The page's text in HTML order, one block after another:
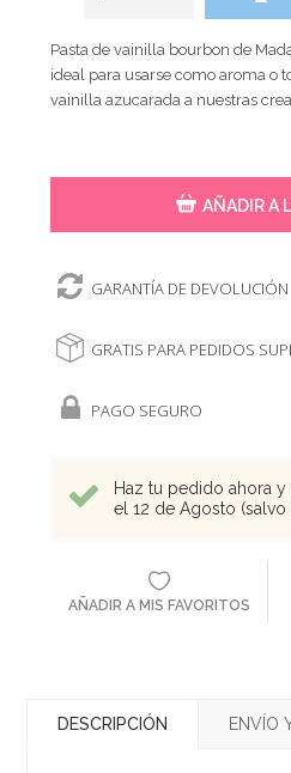
Pasta de vainilla bourbon de
ideal para usarse como aroma o
vainilla azucarada a nuestras
AÑADIR A
GARANTÍA DE DEVOLUCIÓN
GRATIS PARA PEDIDOS
PAGO SEGURO
Haz tu pedido ahora
el 12 de Agosto (salvo
AÑADIR A MIS FAVORITOS
DESCRIPCIÓN ENVÍO